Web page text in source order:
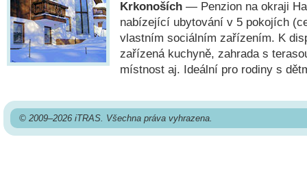
Krkonoších — Penzion na okraji
nabízející ubytování v 5 pokojích
vlastním sociálním zařízením. K
zařízená kuchyně, zahrada s
místnost aj. Ideální pro rodiny s
© 2009–2026 iTRAS. Všechna práva vyhrazena.